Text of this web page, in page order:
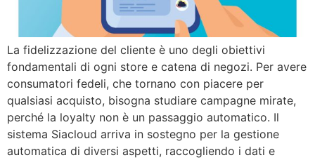
La fidelizzazione del cliente è uno degli obiettivi
fondamentali di ogni store e catena di negozi. Per avere
consumatori fedeli, che tornano con piacere per
qualsiasi acquisto, bisogna studiare campagne mirate,
perché la loyalty non è un passaggio automatico. Il
sistema Siacloud arriva in sostegno per la gestione
automatica di diversi aspetti, raccogliendo i dati e